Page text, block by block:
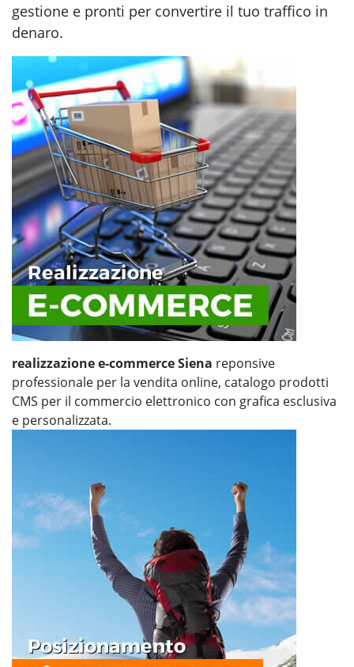
gestione e pronti per convertire il tuo traffico in
denaro.
realizzazione e-commerce Siena reponsive
professionale per la vendita online, catalogo prodotti
CMS per il commercio elettronico con grafica esclusiva
e personalizzata.